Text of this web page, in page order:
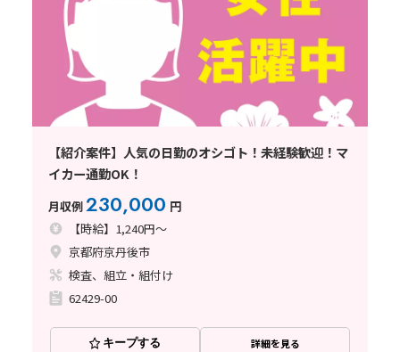
【紹介案件】人気の日勤のオシゴト！未経験歓迎！マ
イカー通勤OK！
月収例230,000 円
【時給】1,240円～
京都府京丹後市
検査、組立・組付け
62429-00
キープする 詳細を見る